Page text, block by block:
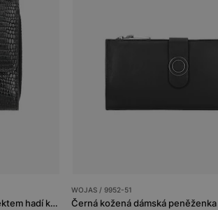
Malá černá dámská peněženka s efektem hadí kůže
WOJAS / 9952-51